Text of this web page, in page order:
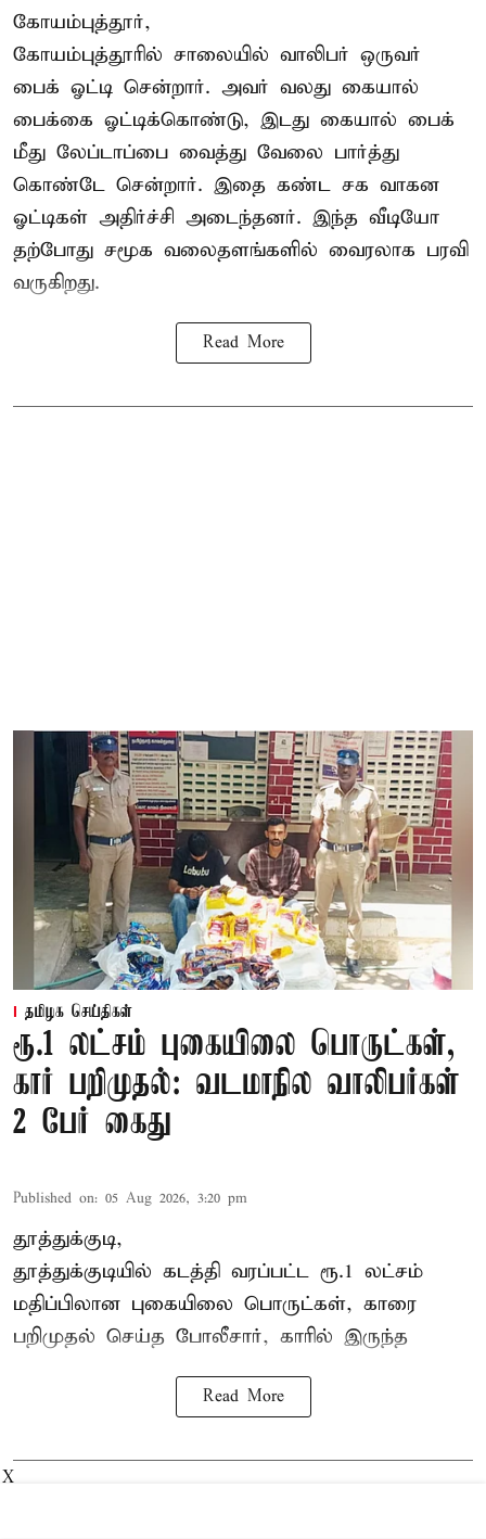
கோயம்புத்தூர்,
கோயம்புத்தூரில் சாலையில் வாலிபர் ஒருவர்
பைக் ஓட்டி சென்றார். அவர் வலது கையால்
பைக்கை ஓட்டிக்கொண்டு, இடது கையால் பைக்
மீது லேப்டாப்பை வைத்து வேலை பார்த்து
கொண்டே சென்றார். இதை கண்ட சக வாகன
ஓட்டிகள் அதிர்ச்சி அடைந்தனர். இந்த வீடியோ
தற்போது சமூக வலைதளங்களில் வைரலாக பரவி
வருகிறது.
Read More
தமிழக செய்திகள்
ரூ.1 லட்சம் புகையிலை பொருட்கள்,
கார் பறிமுதல்: வடமாநில வாலிபர்கள்
2 பேர் கைது
Published on: 05 Aug 2026, 3:20 pm
தூத்துக்குடி,
தூத்துக்குடியில் கடத்தி வரப்பட்ட ரூ.1 லட்சம்
மதிப்பிலான புகையிலை பொருட்கள், காரை
பறிமுதல் செய்த போலீசார், காரில் இருந்த
Read More
X